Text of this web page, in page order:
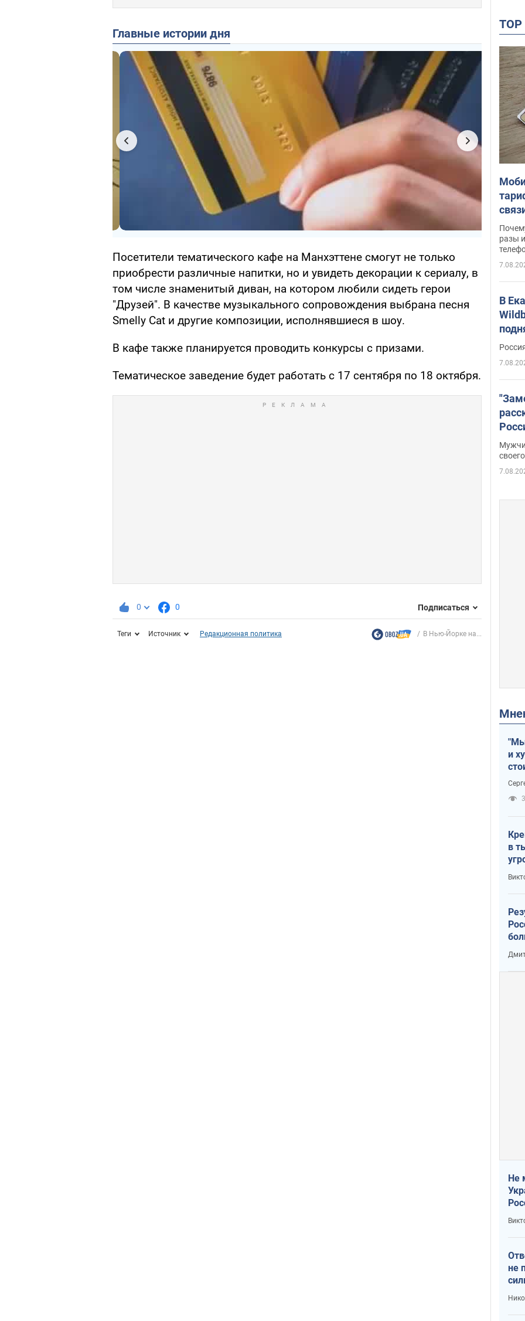
Главные истории дня
Посетители тематического кафе на Манхэттене смогут не только
приобрести различные напитки, но и увидеть декорации к сериалу, в
том числе знаменитый диван, на котором любили сидеть герои
"Друзей". В качестве музыкального сопровождения выбрана песня
Smelly Cat и другие композиции, исполнявшиеся в шоу.
В кафе также планируется проводить конкурсы с призами.
Тематическое заведение будет работать с 17 сентября по 18 октября.
0 0 Подписаться
Теги Источник Редакционная политика В Нью-Йорке на...
разы
В
Фото
и
в
Не
не